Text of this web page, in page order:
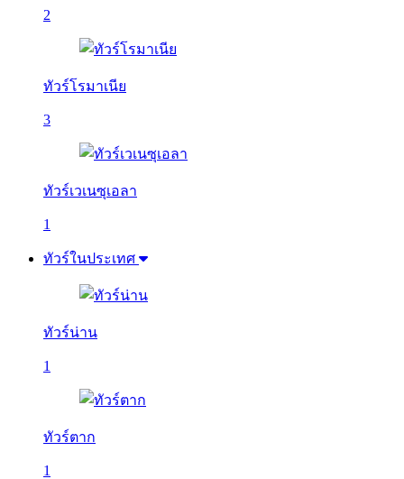
2
ทัวร์โรมาเนีย
3
ทัวร์เวเนซุเอลา
1
ทัวร์ในประเทศ
ทัวร์น่าน
1
ทัวร์ตาก
1